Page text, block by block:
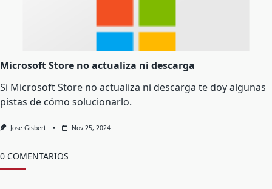
Microsoft Store no actualiza ni descarga
Si Microsoft Store no actualiza ni descarga te doy algunas
pistas de cómo solucionarlo.
Jose Gisbert Nov 25, 2024
0 COMENTARIOS